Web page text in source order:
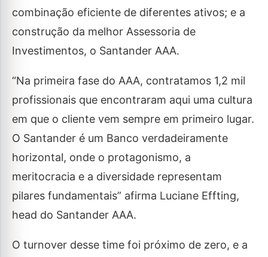
combinação eficiente de diferentes ativos; e a
construção da melhor Assessoria de
Investimentos, o Santander AAA.
“Na primeira fase do AAA, contratamos 1,2 mil
profissionais que encontraram aqui uma cultura
em que o cliente vem sempre em primeiro lugar.
O Santander é um Banco verdadeiramente
horizontal, onde o protagonismo, a
meritocracia e a diversidade representam
pilares fundamentais” afirma Luciane Effting,
head do Santander AAA.
O turnover desse time foi próximo de zero, e a